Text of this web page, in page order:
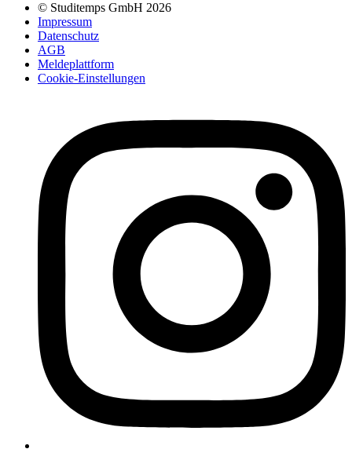
© Studitemps GmbH 2026
Impressum
Datenschutz
AGB
Meldeplattform
Cookie-Einstellungen